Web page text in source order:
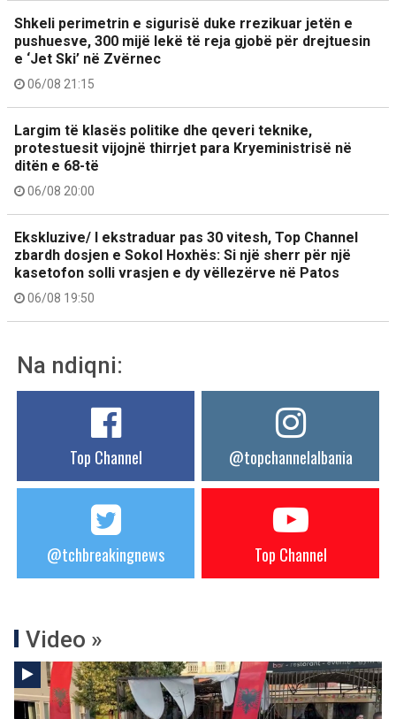
Shkeli perimetrin e sigurisë duke rrezikuar jetën e
pushuesve, 300 mijë lekë të reja gjobë për drejtuesin
e ‘Jet Ski’ në Zvërnec
06/08 21:15
Largim të klasës politike dhe qeveri teknike,
protestuesit vijojnë thirrjet para Kryeministrisë në
ditën e 68-të
06/08 20:00
Ekskluzive/ I ekstraduar pas 30 vitesh, Top Channel
zbardh dosjen e Sokol Hoxhës: Si një sherr për një
kasetofon solli vrasjen e dy vëllezërve në Patos
06/08 19:50
Na ndiqni:
Top Channel @topchannelalbania
@tchbreakingnews Top Channel
Video »